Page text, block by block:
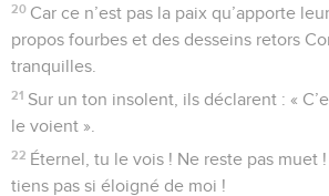
20 Car ce n’est pas la paix qu’apporte
propos fourbes et des desseins retors
tranquilles.
21 Sur un ton insolent, ils déclarent : «
le voient ».
22 Éternel, tu le vois ! Ne reste pas muet
tiens pas si éloigné de moi !